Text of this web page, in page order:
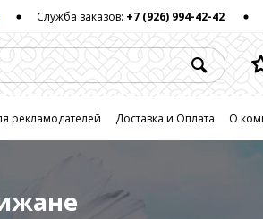
Служба заказов: +7 (926) 994-42-42
рекламодателей Доставка и Оплата О